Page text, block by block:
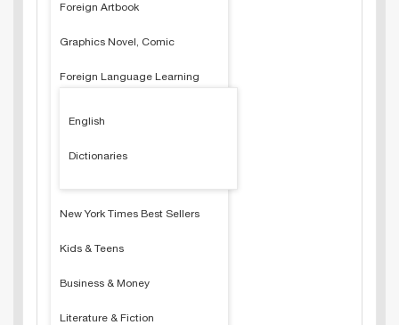
Foreign Artbook
Graphics Novel, Comic
Foreign Language Learning
English
Dictionaries
New York Times Best Sellers
Kids & Teens
Business & Money
Literature & Fiction